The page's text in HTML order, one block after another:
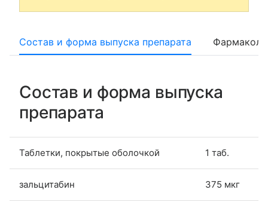
Состав и форма выпуска препарата
Состав и форма выпуска
препарата
Таблетки, покрытые оболочкой 1 таб.
зальцитабин 375 мкг